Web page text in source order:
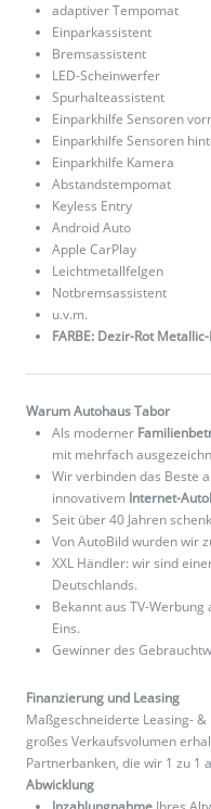
adaptiver Tempomat
Einparkassistent
Bremsassistent
LED-Scheinwerfer
Spurhalteassistent
Einparkhilfe Sensoren
Einparkhilfe Sensoren
Einparkhilfe Kamera
Abstandstempomat
Keyless Entry
Android Auto
Apple CarPlay
Leichtmetallfelgen
Notbremsassistent
u.v.m.
FARBE: Dezir-Rot
Warum Autohaus Tabor
Als moderner
mit mehrfach
Wir verbinden das Beste
innovativem Internet-
Seit über 40 Jahren
Von AutoBild wurden wir
XXL Händler: wir sind
Deutschlands.
Bekannt aus TV-Werbung
Eins.
Gewinner des
Finanzierung und Leasing
Maßgeschneiderte Leasing-
großes Verkaufsvolumen
Partnerbanken, die wir 1 zu 1
Abwicklung